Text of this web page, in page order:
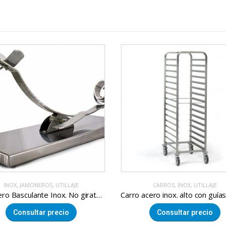
CARROS,INOX,UTILLAJE
Carro acero inox. alto con guías para bandejas con ruedas
Consultar precio
PALAS PROPILENO,PLASTICO,
Plana propileno hielo
Consultar precio